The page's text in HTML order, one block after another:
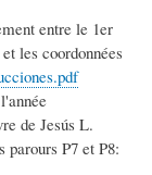
entre le 1er
les coordonnées
de Jesús L.
parours P7 et P8: